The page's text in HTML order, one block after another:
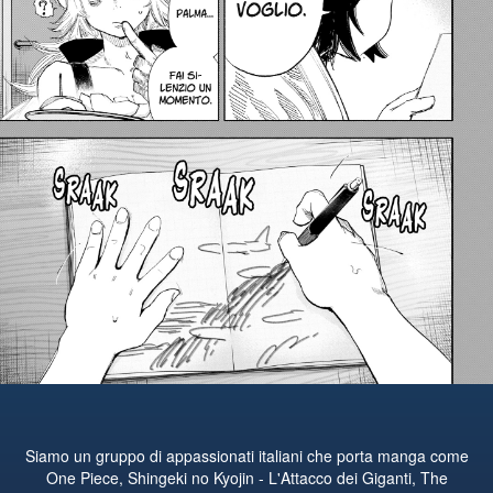
Siamo un gruppo di appassionati italiani che porta manga come
One Piece, Shingeki no Kyojin - L'Attacco dei Giganti, The